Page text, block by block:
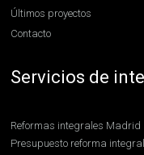
Últimos proyectos
Contacto
Servicios de
Reformas integrales Madrid
Presupuesto reforma